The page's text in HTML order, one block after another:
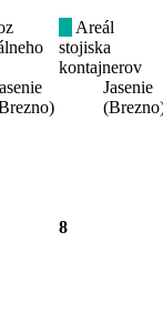
Areál
stojiska
kontajnerov
Jasenie
8